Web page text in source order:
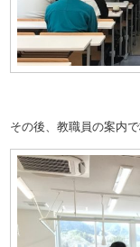
その後、教職員の案内